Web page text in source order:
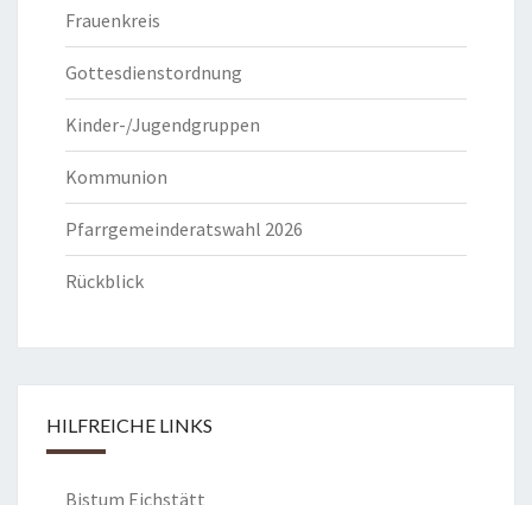
Frauenkreis
Gottesdienstordnung
Kinder-/Jugendgruppen
Kommunion
Pfarrgemeinderatswahl 2026
Rückblick
HILFREICHE LINKS
Bistum Eichstätt